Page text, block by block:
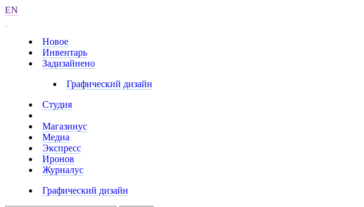
EN
Новое
Инвентарь
Задизайнено
Графический дизайн
Студия
Магазинус
Медиа
Экспресс
Иронов
Журналус
Графический дизайн